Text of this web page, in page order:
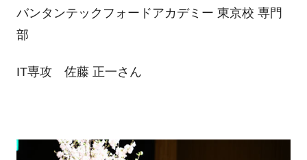
バンタンテックフォードアカデミー 東京校 専門
部
IT専攻 佐藤 正一さん